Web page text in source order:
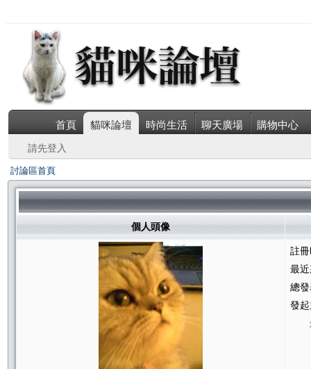
首頁 貓咪論壇 時尚生活 聊天廣場 購物中心
請先登入
討論區首頁
個人頭像
註
最
總
發